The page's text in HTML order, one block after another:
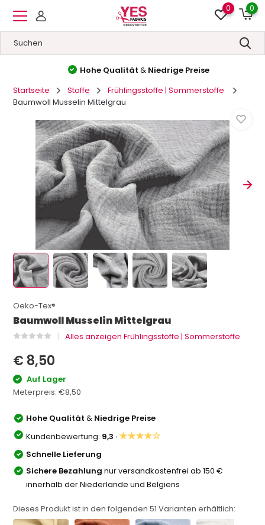
0 0
Hohe Qualität&Niedrige Preise
Startseite
Stoffe
Frühlingsstoffe | Sommerstoffe
Baumwoll Musselin Mittelgrau
Oeko-Tex®
Baumwoll Musselin Mittelgrau
Alles anzeigen Frühlingsstoffe | Sommerstoffe
€ 8,50
Auf Lager
Meterpreis:€8,50
Hohe Qualität& Niedrige Preise
Kundenbewertung: 9,3 ·★★★★☆
Schnelle Lieferung
Sichere Bezahlung nur versandkostenfrei ab 150 €
innerhalb der Niederlande und Belgiens
Dieses Produkt ist in den folgenden51 Varianten erhältlich: